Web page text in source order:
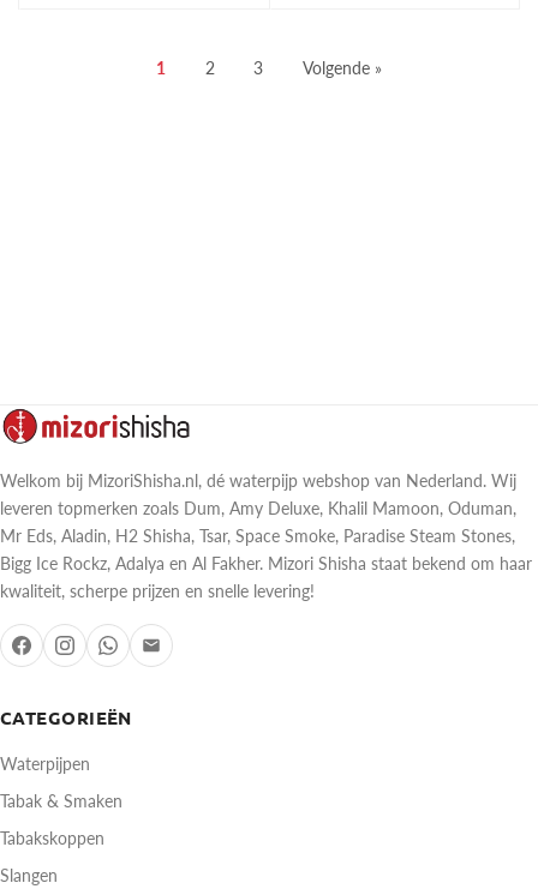
1 2 3 Volgende »
CATEGORIEËN
Waterpijpen
Tabak & Smaken
Tabakskoppen
Slangen
Welkom bij MizoriShisha.nl, dé waterpijp webshop van Nederland. Wij
leveren topmerken zoals Dum, Amy Deluxe, Khalil Mamoon, Oduman,
Mr Eds, Aladin, H2 Shisha, Tsar, Space Smoke, Paradise Steam Stones,
Bigg Ice Rockz, Adalya en Al Fakher. Mizori Shisha staat bekend om haar
kwaliteit, scherpe prijzen en snelle levering!